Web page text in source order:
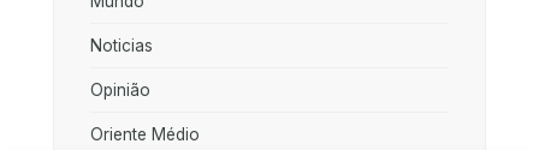
Noticias
Opinião
Oriente Médio